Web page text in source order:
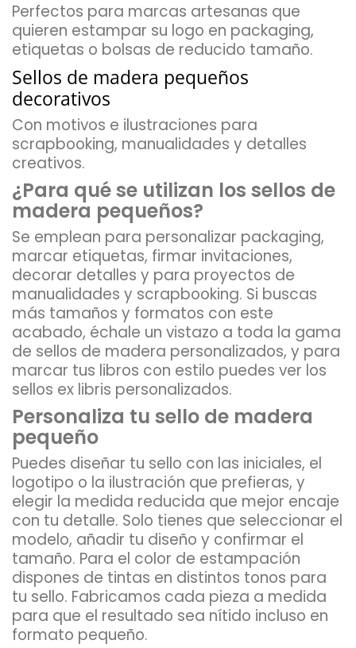
Perfectos para marcas artesanas que
quieren estampar su logo en packaging,
etiquetas o bolsas de reducido tamaño.
Sellos de madera pequeños
decorativos
Con motivos e ilustraciones para
scrapbooking, manualidades y detalles
creativos.
¿Para qué se utilizan los sellos de
madera pequeños?
Se emplean para personalizar packaging,
marcar etiquetas, firmar invitaciones,
decorar detalles y para proyectos de
manualidades y scrapbooking. Si buscas
más tamaños y formatos con este
acabado, échale un vistazo a toda la gama
de sellos de madera personalizados, y para
marcar tus libros con estilo puedes ver los
sellos ex libris personalizados.
Personaliza tu sello de madera
pequeño
Puedes diseñar tu sello con las iniciales, el
logotipo o la ilustración que prefieras, y
elegir la medida reducida que mejor encaje
con tu detalle. Solo tienes que seleccionar el
modelo, añadir tu diseño y confirmar el
tamaño. Para el color de estampación
dispones de tintas en distintos tonos para
tu sello. Fabricamos cada pieza a medida
para que el resultado sea nítido incluso en
formato pequeño.